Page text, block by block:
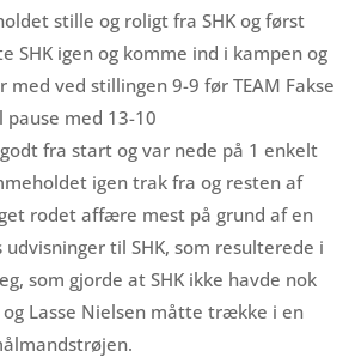
stille og roligt fra SHK og først
SHK igen og komme ind i kampen og
med ved stillingen 9-9 før TEAM Fakse
med 13-10
fra start og var nede på 1 enkelt
igen trak fra og resten af
rodet affære mest på grund af en
til SHK, som resulterede i
som gjorde at SHK ikke havde nok
Lasse Nielsen måtte trække i en